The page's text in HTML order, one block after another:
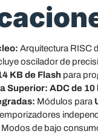
Arquitectura RISC
oscilador de
KB de Flash para
Superior: ADC de
Módulos para
Modos de bajo